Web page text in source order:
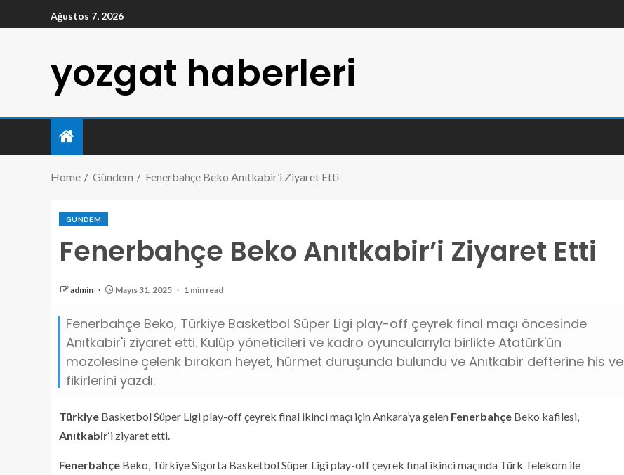
Ağustos 7, 2026
yozgat haberleri
Home Gündem Fenerbahçe Beko Anıtkabir’i Ziyaret Etti
GÜNDEM
Fenerbahçe Beko Anıtkabir’i Ziyaret Etti
admin Mayıs 31, 2025 1 min read
Fenerbahçe Beko, Türkiye Basketbol Süper Ligi play-off çeyrek final maçı öncesinde
Anıtkabir'i ziyaret etti. Kulüp yöneticileri ve kadro oyuncularıyla birlikte Atatürk'ün
mozolesine çelenk bırakan heyet, hürmet duruşunda bulundu ve Anıtkabir defterine his ve
fikirlerini yazdı.
Türkiye Basketbol Süper Ligi play-off çeyrek final ikinci maçı için Ankara’ya gelen Fenerbahçe Beko kafilesi,
Anıtkabir‘i ziyaret etti.
Fenerbahçe Beko, Türkiye Sigorta Basketbol Süper Ligi play-off çeyrek final ikinci maçında Türk Telekom ile